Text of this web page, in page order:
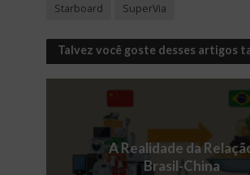
Starboard
SuperVia
Talvez você goste desses artigos
A Realidade da
Brasil-China